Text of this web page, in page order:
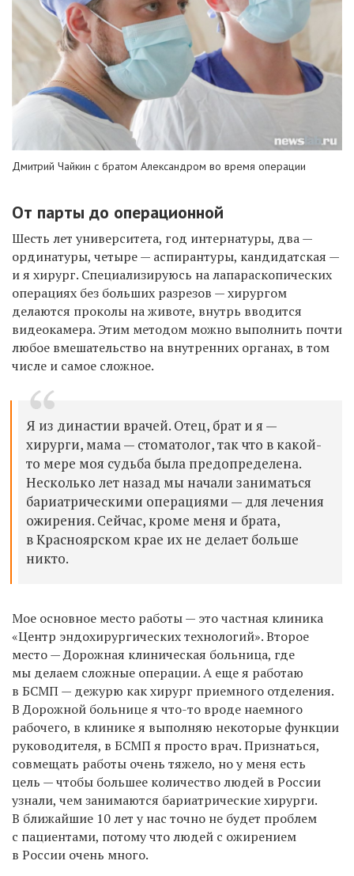
Дмитрий Чайкин с братом Александром во время операции
От парты до операционной
Шесть лет университета, год интернатуры, два —
ординатуры, четыре — аспирантуры, кандидатская —
и я хирург. Специализируюсь на лапараскопических
операциях без больших разрезов — хирургом
делаются проколы на животе, внутрь вводится
видеокамера. Этим методом можно выполнить почти
любое вмешательство на внутренних органах, в том
числе и самое сложное.
Я из династии врачей. Отец, брат и я —
хирурги, мама — стоматолог, так что в какой-
то мере моя судьба была предопределена.
Несколько лет назад мы начали заниматься
бариатрическими операциями — для лечения
ожирения. Сейчас, кроме меня и брата,
в Красноярском крае их не делает больше
никто.
Мое основное место работы — это частная клиника
«Центр эндохирургических технологий». Второе
место — Дорожная клиническая больница, где
мы делаем сложные операции. А еще я работаю
в БСМП — дежурю как хирург приемного отделения.
В Дорожной больнице я что-то вроде наемного
рабочего, в клинике я выполняю некоторые функции
руководителя, в БСМП я просто врач. Признаться,
совмещать работы очень тяжело, но у меня есть
цель — чтобы большее количество людей в России
узнали, чем занимаются бариатрические хирурги.
В ближайшие 10 лет у нас точно не будет проблем
с пациентами, потому что людей с ожирением
в России очень много.